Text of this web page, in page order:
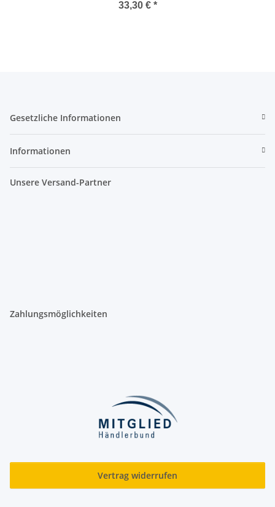
33,30 € *
Gesetzliche Informationen
Informationen
Unsere Versand-Partner
Zahlungsmöglichkeiten
Vertrag widerrufen